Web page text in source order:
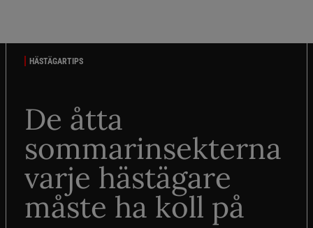
HÄSTÄGARTIPS
De åtta
sommarinsekterna
varje hästägare
måste ha koll på